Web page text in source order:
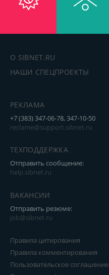
О SIBNET.RU
НАШИ СПЕЦПРОЕКТЫ
РЕКЛАМА
+7 (383) 347-06-78, 347-10-50
reclame@support.sibnet.ru
ТЕХПОДДЕРЖКА
Отправить сообщение:
help.sibnet.ru
ВАКАНСИИ
Отправить резюме:
job@sibnet.ru
Правила цитирования
Правила комментирования
Пользовательское соглашение